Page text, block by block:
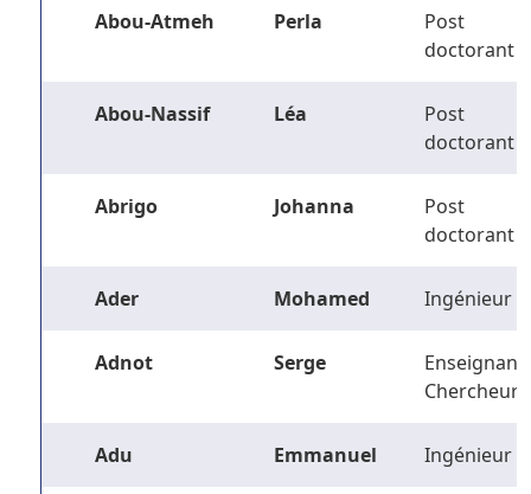
Abou-Atmeh Perla
Post
doctorant
Abou-Nassif Léa
Post
doctorant
Abrigo Johanna
Post
doctorant
Ader Mohamed Ingénieur
Adnot Serge
Enseignant-
Chercheur
Adu Emmanuel Ingénieur